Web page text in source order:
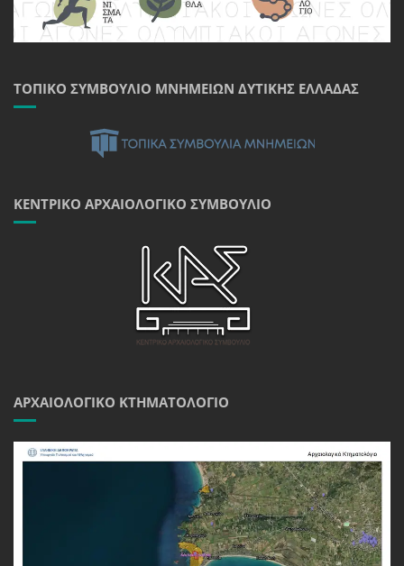
ΤΟΠΙΚΌ ΣΥΜΒΟΎΛΙΟ ΜΝΗΜΕΊΩΝ ΔΥΤΙΚΉΣ ΕΛΛΆΔΑΣ
ΚΕΝΤΡΙΚΌ ΑΡΧΑΙΟΛΟΓΙΚΌ ΣΥΜΒΟΎΛΙΟ
ΑΡΧΑΙΟΛΟΓΙΚΌ ΚΤΗΜΑΤΟΛΌΓΙΟ